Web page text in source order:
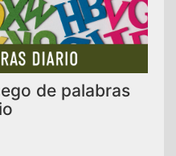
de palabras